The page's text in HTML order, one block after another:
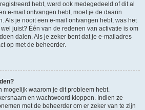
hebt, werd ook medegedeeld of dit al
e-mail ontvangen hebt, moet je de daarin
Als je nooit een e-mail ontvangen hebt, was het
juist? Één van de redenen van activatie is om
dalen. Als je zeker bent dat je e-mailadres
op met de beheerder.
mogelijk waarom je dit probleem hebt.
en wachtwoord kloppen. Indien ze
met de beheerder om er zeker van te zijn